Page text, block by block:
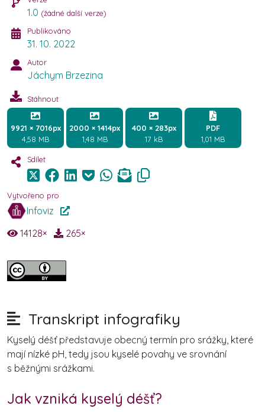
1.0 (žádné další verze)
Publikováno
31. 10. 2022
Autor
Jáchym Brzezina
Stáhnout
9921 × 7016px
4,58 MB
2000 × 1414px
1,48 MB
400 × 283px
17 kB
PDF
1,01 MB
Sdílet
Vytvořeno pro
Infoviz
14128× 265×
Transkript infografiky
Kyselý déšť představuje obecný termín pro srážky, které
mají nízké pH, tedy jsou kyselé povahy ve srovnání
s běžnými srážkami.
Jak vzniká kyselý déšť?